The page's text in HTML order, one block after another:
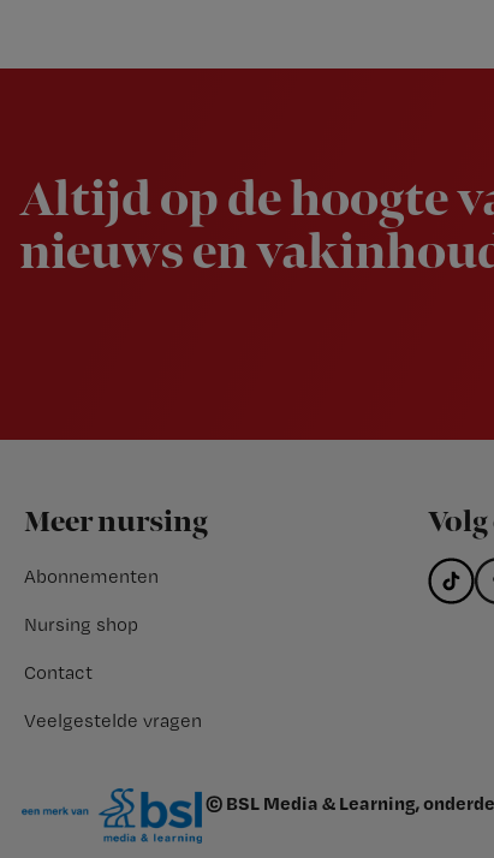
Altijd op de hoogte
nieuws en
Footer
Meer nursing
Abonnementen
Nursing shop
Contact
Veelgestelde vragen
© BSL Media & Learning,